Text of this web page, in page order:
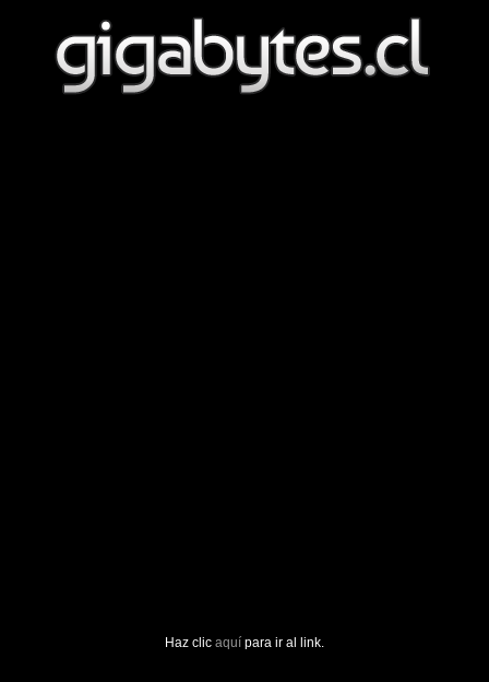
Haz clic aquí para ir al link.